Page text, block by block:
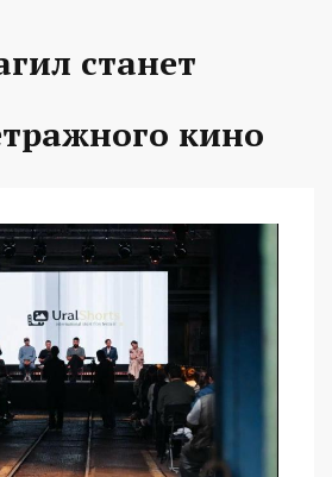
станет
кино